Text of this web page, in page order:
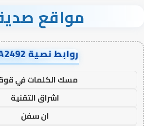
مواقع
روابط نصية AA2492
مسك الكلمات في
اشراق التقنية
ان سفن